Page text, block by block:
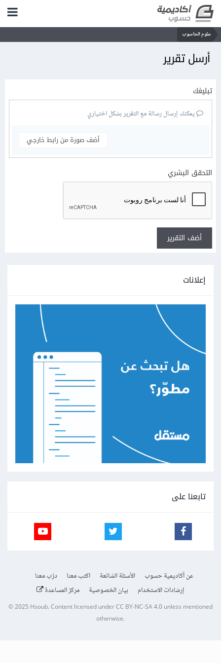
علوم الحاسوب
أرسل تقرير
تبليغك
يمكنك إرسال رسالة مع التقرير بشكل اختياري
أضف صورة من رابط خارجي
التحقق البشري
أضف التقرير
إعلانات
تابعنا على
عن أكاديمية حسوب الأسئلة الشائعة اكتب معنا
درّب معنا
إرشادات الاستخدام
بيان الخصوصية مركز المساعدة
© 2025 Hsoub.Content licensed underCC BY-NC-SA 4.0unless mentioned
otherwise.